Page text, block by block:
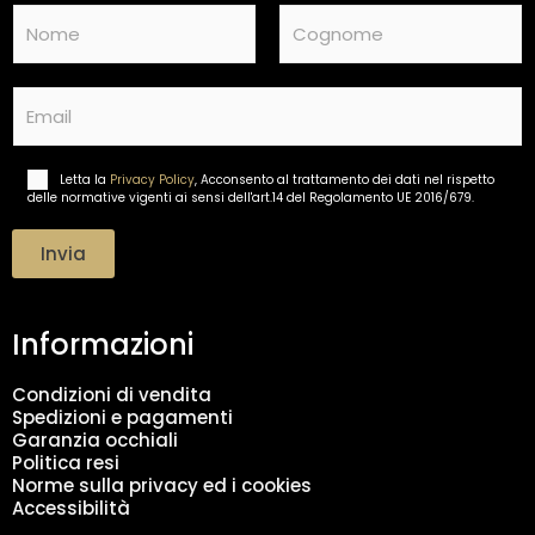
m
e
a
a
e
t
o
d
a
t
i
*
Letta la Privacy Policy, Acconsento al trattamento dei dati nel rispetto
delle normative vigenti ai sensi dell'art.14 del Regolamento UE 2016/679.
Invia
Informazioni
Condizioni di vendita
Spedizioni e pagamenti
Garanzia occhiali
Politica resi
Norme sulla privacy ed i cookies
Accessibilità